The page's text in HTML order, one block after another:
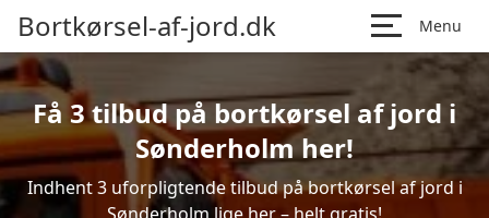
Bortkørsel-af-jord.dk Menu
Få 3 tilbud på bortkørsel af jord i
Sønderholm her!
Indhent 3 uforpligtende tilbud på bortkørsel af jord i